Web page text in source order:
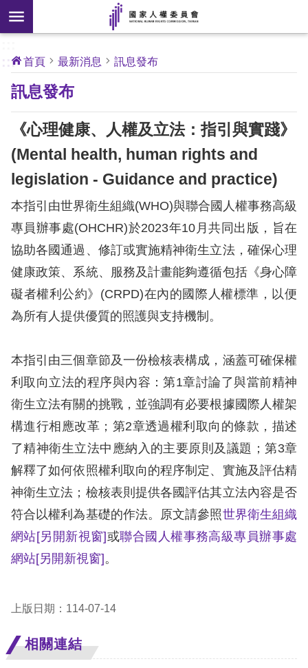
前往主要內容區塊
搜
尋
開
新
核
心
人
權
約
於
本
會
最
新
消
息
權
業
務
核
心
人
權
公
約
陳
申
人
:::
首頁 最新消息 訊息發布
訊息發布
《心理健康、人權及立法：指引與實踐》
(Mental health, human rights and
legislation - Guidance and practice)
本指引由世界衛生組織(WHO)與聯合國人權事務高級
專員辦事處(OHCHR)於2023年10月共同出版，旨在
協助各國通過、修訂或實施精神衛生立法，確保心理
健康政策、系統、服務及計畫能夠遵循包括《身心障
礙者權利公約》(CRPD)在內的國際人權標準，以便
為所有人提供優質的照護與支持機制。
本指引由三個章節及一份檢核表構成，涵蓋可確保權
利取向立法的程序與內容：第1章討論了與當前精神
衛生立法有關的挑戰，並強調有必要根據國際人權架
構進行相應改革；第2章透過權利取向的條款，描述
了精神衛生立法中應納入的主要原則及議題；第3章
解釋了如何依照權利取向的程序制定、實施及評估精
神衛生立法；檢核表則提供各國評估其立法內容是否
符合以權利為基礎的作法。原文請參照世界衛生組織
網站[另開新視窗]或聯合國人權事務高級專員辦事處
網站[另開新視窗]。
上版日期：114-07-14
相關連結